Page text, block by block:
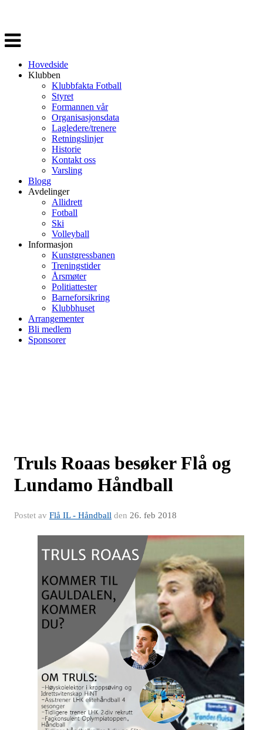
Veksle
navigasjon
Hovedside
Klubben
Klubbfakta Fotball
Styret
Formannen vår
Organisasjonsdata
Lagledere/trenere
Retningslinjer
Historie
Kontakt oss
Varsling
Blogg
Avdelinger
Allidrett
Fotball
Ski
Volleyball
Informasjon
Kunstgressbanen
Treningstider
Årsmøter
Politiattester
Barneforsikring
Klubbhuset
Arrangementer
Bli medlem
Sponsorer
Truls Roaas besøker Flå og
Lundamo Håndball
Postet av Flå IL - Håndball den 26. feb 2018